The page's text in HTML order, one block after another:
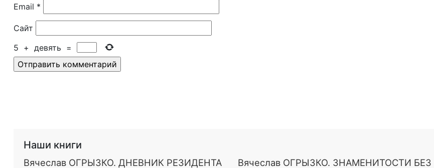
Email *
Сайт
5 + девять =
Наши книги
Вячеслав ОГРЫЗКО. ДНЕВНИК РЕЗИДЕНТА Вячеслав ОГРЫЗКО. ЗНАМЕНИТОСТИ БЕЗ